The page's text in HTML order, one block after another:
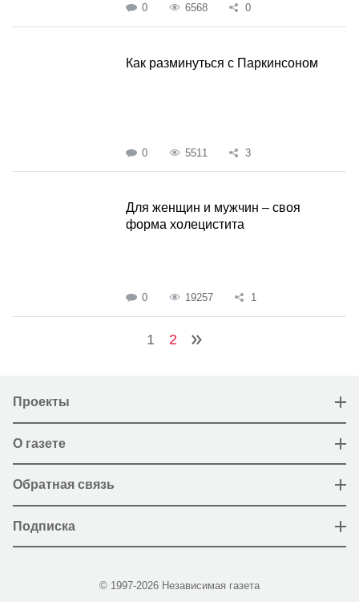
0 6568 0
Как разминуться с Паркинсоном
0 5511 3
Для женщин и мужчин – своя
форма холецистита
0 19257 1
1 2
Проекты
О газете
Обратная связь
Подписка
© 1997-2026 Независимая газета